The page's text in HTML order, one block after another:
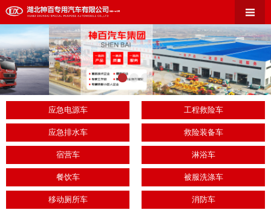
应急电源车 工程救险车
应急排水车 救险装备车
宿营车 淋浴车
餐饮车 被服洗涤车
移动厕所车 消防车